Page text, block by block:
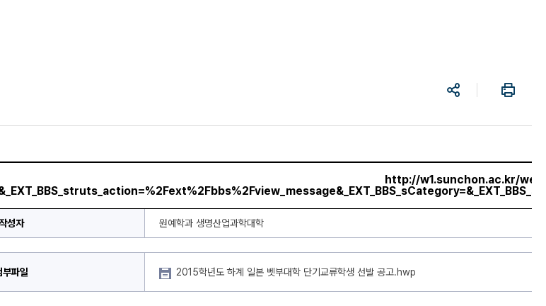
공
프
린
http://w1.sunchon.ac.kr/
성자 원예학과 생명산업과학대학
부파일 2015학년도 하계 일본 벳부대학 단기교류학생 선발 공고.hwp